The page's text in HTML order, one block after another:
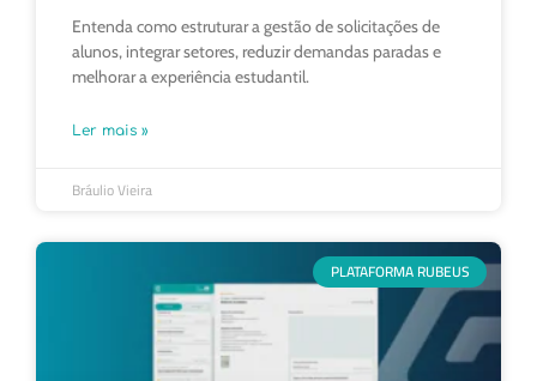
Entenda como estruturar a gestão de solicitações de
alunos, integrar setores, reduzir demandas paradas e
melhorar a experiência estudantil.
Ler mais »
Bráulio Vieira
PLATAFORMA RUBEUS